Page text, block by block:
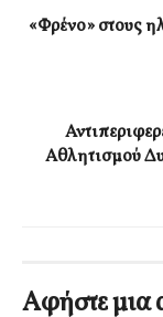
«Φρένο» στους
Αθλητισμού
Αφήστε μια